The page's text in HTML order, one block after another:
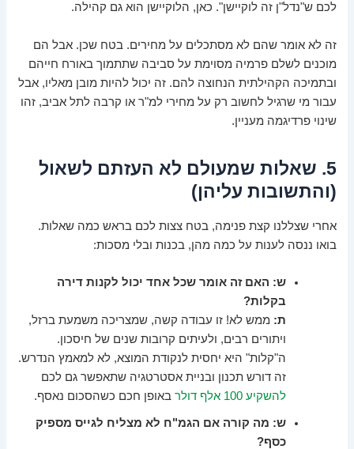
לכם ש"נדל"ן זה לוקיישן". כאן, הלוקיישן הוא גם קהילה.
זה לא אומר שהם לא מסתכלים על מחירים. בטח שכן. אבל הם
מוכנים לשלם פרמיה מסוימת על סביבה שתתמוך באורח חייהם
ובתמיכה הקהילתית הנחוצה להם. זה יכול להיות מובן מאליו, אבל
עבור מי שרגיל לחשוב רק על מחירי למ"ר או קרבה לתל אביב, זהו
שינוי פרדיגמה מעניין.
5. שאלות שמעולם לא העזתם לשאול
(והתשובות עליהן)
אחרי שצללנו קצת פנימה, בטח צצות לכם בראש כמה שאלות.
בואו ננסה לענות על כמה מהן, בכנות ובלי מסכות:
ש: האם זה אומר שכל אחד יכול לקנות דירה
בקלות?
ת: ממש לא! זו עבודה קשה, שמצריכה משמעת ברזל,
ויתורים רבים, ולעיתים קרובות שנים של חיסכון.
ה"קלות" היא יחסית לנקודת המוצא, לא למאמץ הנדרש.
זה דורש תכנון ובניית אסטרטגיה שתאפשר גם לכם
להשקיע 100 אלף דולר
באופן חכם כשהסכום נאסף.
ש: מה קורה אם הגמ"ח לא מצליח לגייס מספיק
כסף?